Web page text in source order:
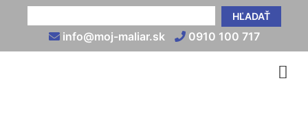
HĽADAŤ
info@moj-maliar.sk 0910 100 717